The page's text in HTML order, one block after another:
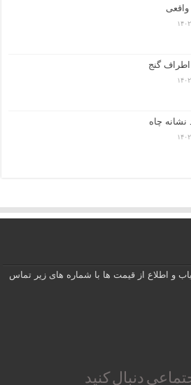
گنج
چاه
و اطلاع از قیمت ها با شماره های زیر تماس
دنبال کنید